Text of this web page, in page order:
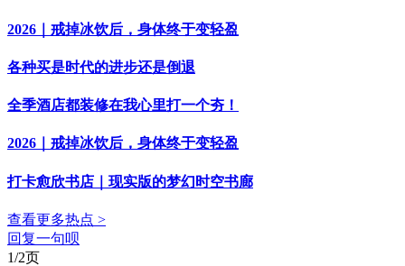
2026｜戒掉冰饮后，身体终于变轻盈
各种买是时代的进步还是倒退
全季酒店都装修在我心里打一个夯！
2026｜戒掉冰饮后，身体终于变轻盈
打卡愈欣书店｜现实版的梦幻时空书廊
查看更多热点 >
回复一句呗
1/2页